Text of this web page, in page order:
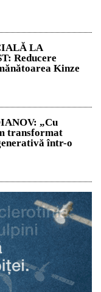
LA
Reducere
Kinze
„Cu
transformat
într-o